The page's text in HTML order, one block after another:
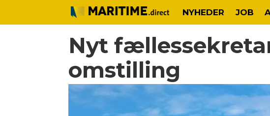
NYHEDER JOB
Nyt
omstilling